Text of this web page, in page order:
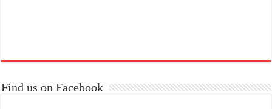
Find us on Facebook